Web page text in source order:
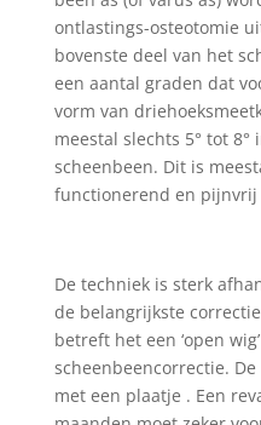
ontlastings-osteotomie
bovenste deel van het
een aantal graden dat
vorm van
meestal slechts 5° tot 8°
scheenbeen. Dit is
functionerend en pijnvrij
De techniek is sterk
de belangrijkste
betreft het een ‘open
scheenbeencorrectie.
met een plaatje . Een